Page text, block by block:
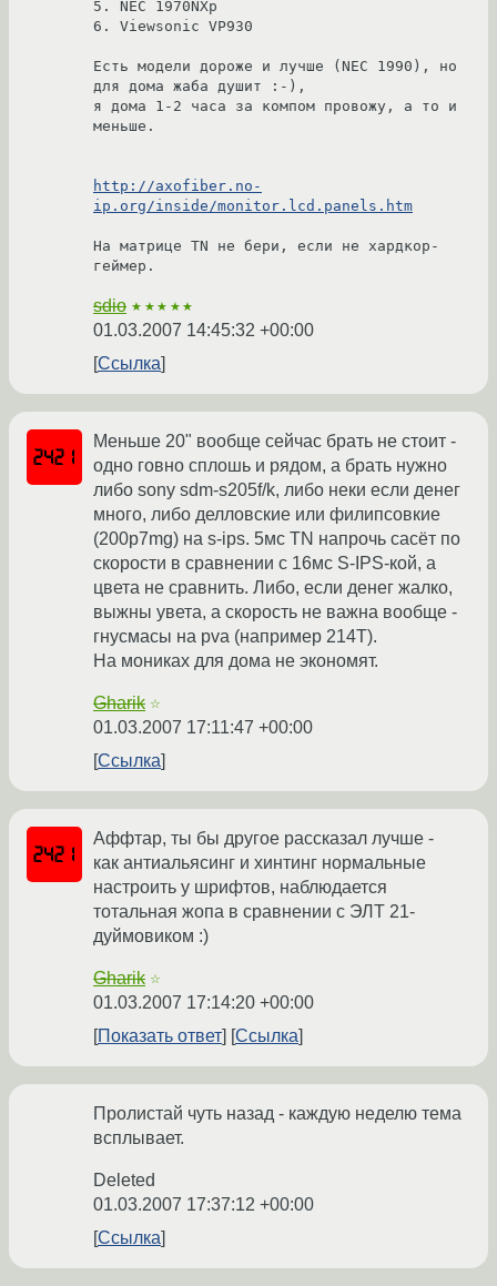
5. NEC 1970NXp
6. Viewsonic VP930
Есть модели дороже и лучше (NEC 1990), но
для дома жаба душит :-),
я дома 1-2 часа за компом провожу, а то и
меньше.
http://axofiber.no-
ip.org/inside/monitor.lcd.panels.htm
На матрице TN не бери, если не хардкор-
sdio ★★★★★
01.03.2007 14:45:32 +00:00
Ссылка
Меньше 20" вообще сейчас брать не стоит -
одно говно сплошь и рядом, а брать нужно
либо sony sdm-s205f/k, либо неки если денег
много, либо делловские или филипсовкие
(200p7mg) на s-ips. 5мс TN напрочь сасёт по
скорости в сравнении с 16мс S-IPS-кой, а
цвета не сравнить. Либо, если денег жалко,
выжны увета, а скорость не важна вообще -
гнусмасы на pva (например 214T).
На мониках для дома не экономят.
Gharik ☆
01.03.2007 17:11:47 +00:00
Ссылка
Аффтар, ты бы другое рассказал лучше -
как антиальясинг и хинтинг нормальные
настроить у шрифтов, наблюдается
тотальная жопа в сравнении с ЭЛТ 21-
дуймовиком :)
Gharik ☆
01.03.2007 17:14:20 +00:00
Показать ответ
Ссылка
Пролистай чуть назад - каждую неделю тема
всплывает.
Deleted
01.03.2007 17:37:12 +00:00
Ссылка